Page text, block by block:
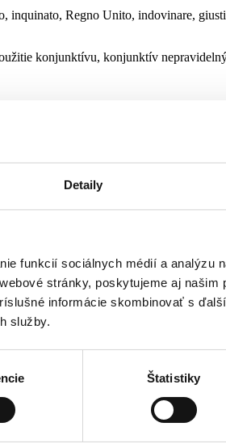
Detaily
funkcií sociálnych médií a analýzu
stránky, poskytujeme aj našim
informácie skombinovať s
služby.
Štatistiky
inquinato, Regno Unito, indovinare,
konjunktívu, konjunktív
gusto, insopportabile,
a ich protiklady, pokračovanie
budúcom čase a
retribuzione, strepito, rifugio,
zložený a jeho použitie, priamy a
konjunktívu
bustarella, in seguito, trappola,